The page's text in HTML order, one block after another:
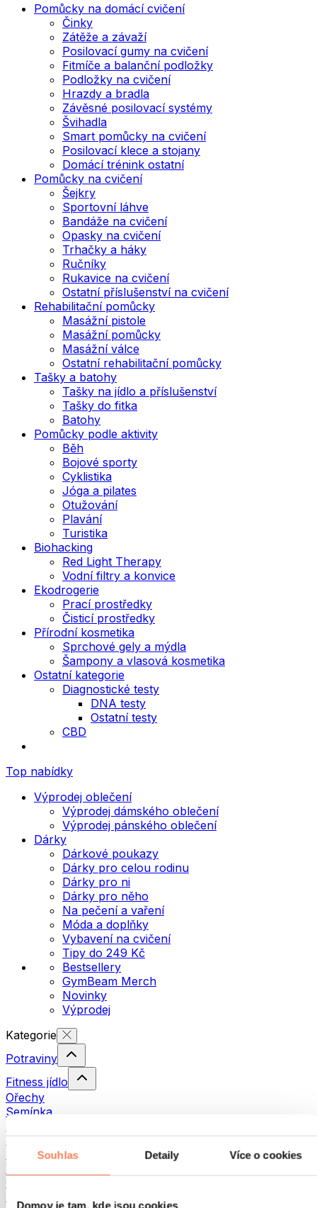
Souhlas Detaily Více o cookies
Domov je tam, kde jsou cookies
Pomůcky na domácí cvičení
Činky
Zátěže a závaží
Posilovací gumy na cvičení
Fitmíče a balanční podložky
Podložky na cvičení
Hrazdy a bradla
Závěsné posilovací systémy
Švihadla
Smart pomůcky na cvičení
Posilovací klece a stojany
Domácí trénink ostatní
Pomůcky na cvičení
Šejkry
Sportovní láhve
Bandáže na cvičení
Opasky na cvičení
Trhačky a háky
Ručníky
Rukavice na cvičení
Ostatní příslušenství na cvičení
Rehabilitační pomůcky
Masážní pistole
Masážní pomůcky
Masážní válce
Ostatní rehabilitační pomůcky
Tašky a batohy
Tašky na jídlo a příslušenství
Tašky do fitka
Batohy
Pomůcky podle aktivity
Běh
Bojové sporty
Cyklistika
Jóga a pilates
Otužování
Plavání
Turistika
Biohacking
Red Light Therapy
Vodní filtry a konvice
Ekodrogerie
Prací prostředky
Čisticí prostředky
Přírodní kosmetika
Sprchové gely a mýdla
Šampony a vlasová kosmetika
Ostatní kategorie
Diagnostické testy
DNA testy
Ostatní testy
CBD
Top nabídky
Výprodej oblečení
Výprodej dámského oblečení
Výprodej pánského oblečení
Dárky
Dárkové poukazy
Dárky pro celou rodinu
Dárky pro ni
Dárky pro něho
Na pečení a vaření
Móda a doplňky
Vybavení na cvičení
Tipy do 249 Kč
Bestsellery
GymBeam Merch
Novinky
Výprodej
Kategorie
Potraviny
Fitness jídlo
Ořechy
Semínka
Ryby
Hotová jídla
Vajíčka
Chléb a pečivo